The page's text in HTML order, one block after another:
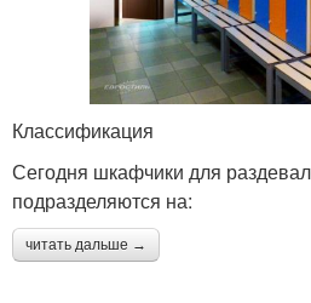
Классификация
Сегодня шкафчики для
подразделяются на:
читать дальше →